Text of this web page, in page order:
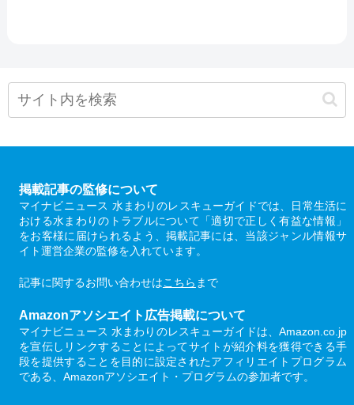
掲載記事の監修について
マイナビニュース 水まわりのレスキューガイドでは、日常生活に
おける水まわりのトラブルについて「適切で正しく有益な情報」
をお客様に届けられるよう、掲載記事には、当該ジャンル情報サ
イト運営企業の監修を入れています。
記事に関するお問い合わせはこちら まで
Amazonアソシエイト広告掲載について
マイナビニュース 水まわりのレスキューガイドは、Amazon.co.jp
を宣伝しリンクすることによってサイトが紹介料を獲得できる手
段を提供することを目的に設定されたアフィリエイトプログラム
である、Amazonアソシエイト・プログラムの参加者です。